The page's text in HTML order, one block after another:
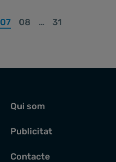
07 08 … 31
Qui som
Publicitat
Contacte